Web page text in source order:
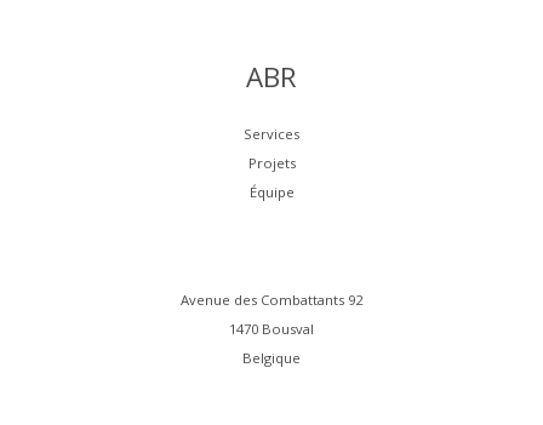
ABR
Services
Projets
Équipe
Avenue des Combattants 92
1470 Bousval
Belgique